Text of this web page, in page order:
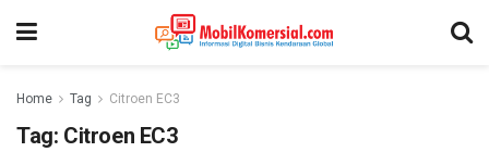
Home Tag Citroen EC3
Tag: Citroen EC3